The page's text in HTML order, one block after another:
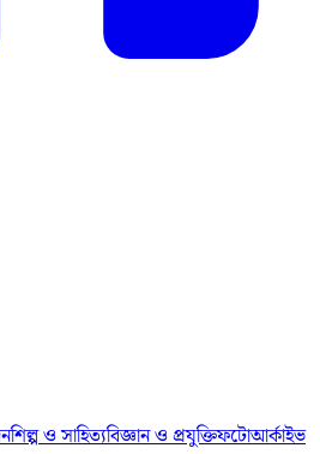
শিল্প ও সাহিত্যবিজ্ঞান ও প্রযুক্তিফটোআর্কাইভ